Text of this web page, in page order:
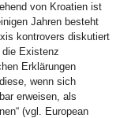
von Kroatien ist
Jahren besteht
kontrovers diskutiert
die Existenz
Erklärungen
wenn sich
erweisen, als
(vgl. European